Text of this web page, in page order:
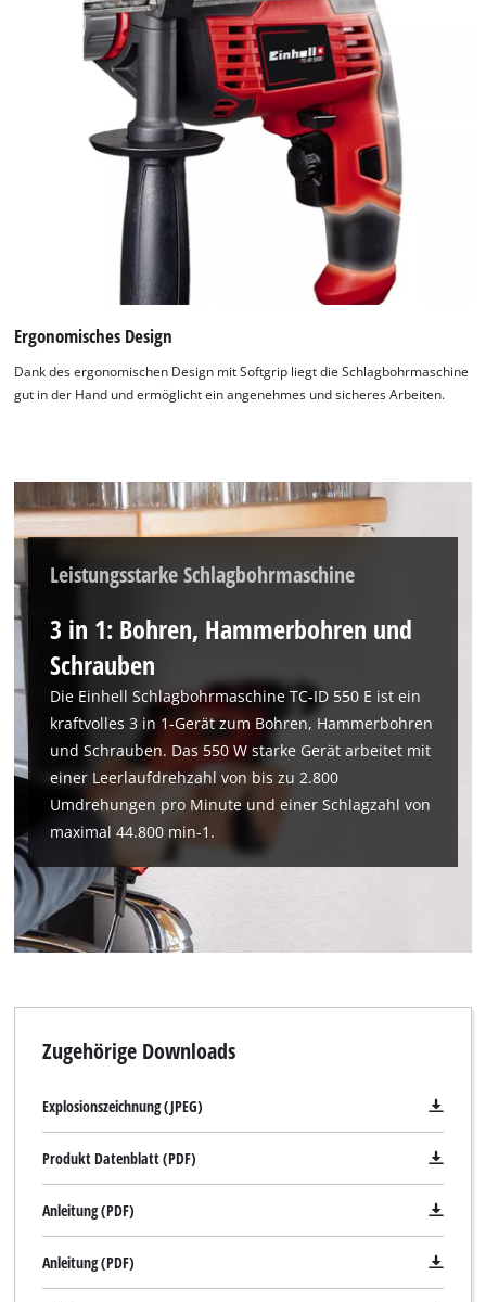
Wir benötigen deine Zustimmung, um
This content is not permitted to load due
to trackers that are not disclosed to the
visitor. The website owner needs to setup
the site with their CMP to add this content
Powered by
Management Platform
Ergonomisches Design
Dank des ergonomischen Design mit Softgrip liegt die Schlagbohrmaschine
gut in der Hand und ermöglicht ein angenehmes und sicheres Arbeiten.
Leistungsstarke Schlagbohrmaschine
3 in 1: Bohren, Hammerbohren und
Schrauben
Die Einhell Schlagbohrmaschine TC-ID 550 E ist ein
kraftvolles 3 in 1-Gerät zum Bohren, Hammerbohren
und Schrauben. Das 550 W starke Gerät arbeitet mit
einer Leerlaufdrehzahl von bis zu 2.800
Umdrehungen pro Minute und einer Schlagzahl von
maximal 44.800 min-1.
Zugehörige Downloads
Explosionszeichnung (JPEG)
Produkt Datenblatt (PDF)
Anleitung (PDF)
Anleitung (PDF)